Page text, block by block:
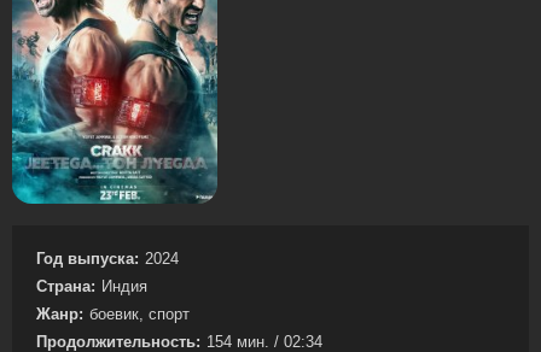
Год выпуска: 2024
Страна: Индия
Жанр: боевик, спорт
Продолжительность: 154 мин. / 02:34